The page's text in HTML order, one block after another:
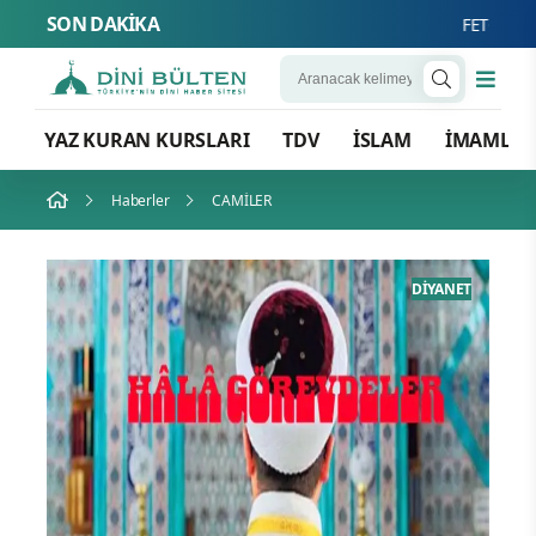
SON DAKİKA FETÖ’nün Üç
YAZ KURAN KURSLARI TDV İSLAM İMAMLAR
Haberler CAMİLER
İSLAM